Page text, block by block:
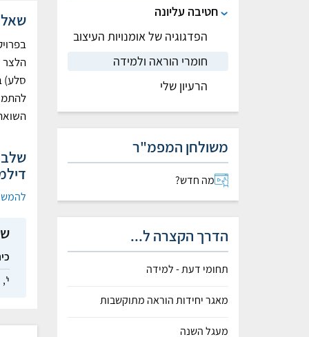
הלצר
סלע)
שלב
י',
חטיבה עליונה
הפדגוגיה של אומנויות העיצוב
חומרי הוראה ולמידה
הרעיון שלי
משולחן המפמ"ר
מה חדש?
הדרך הקצרה ל...
תחומי דעת - למידה
מאגר יחידות הוראה מתוקשבות
מעגל השנה